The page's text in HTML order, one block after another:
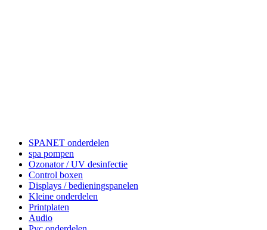
SPANET onderdelen
spa pompen
Ozonator / UV desinfectie
Control boxen
Displays / bedieningspanelen
Kleine onderdelen
Printplaten
Audio